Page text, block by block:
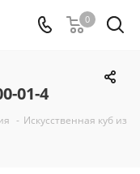
0
01-4
- Искусственная куб из